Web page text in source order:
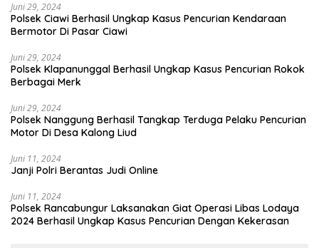
Juni 29, 2024
Polsek Ciawi Berhasil Ungkap Kasus Pencurian Kendaraan
Bermotor Di Pasar Ciawi
Juni 29, 2024
Polsek Klapanunggal Berhasil Ungkap Kasus Pencurian Rokok
Berbagai Merk
Juni 29, 2024
Polsek Nanggung Berhasil Tangkap Terduga Pelaku Pencurian
Motor Di Desa Kalong Liud
Juni 11, 2024
Janji Polri Berantas Judi Online
Juni 11, 2024
Polsek Rancabungur Laksanakan Giat Operasi Libas Lodaya
2024 Berhasil Ungkap Kasus Pencurian Dengan Kekerasan